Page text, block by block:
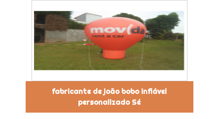
fabricante de joão bobo inflável
personalizado Sé